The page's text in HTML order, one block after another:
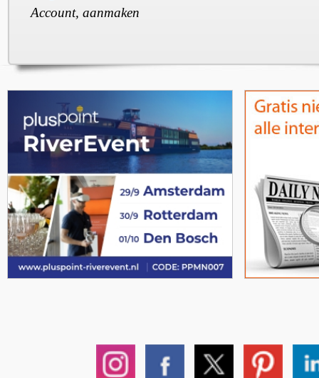
Account, aanmaken